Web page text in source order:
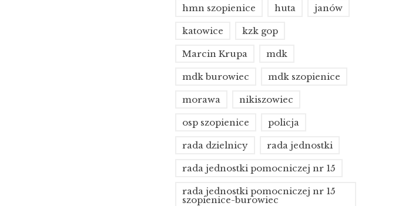
hmn szopienice huta janów
katowice kzk gop
Marcin Krupa mdk
mdk burowiec mdk szopienice
morawa nikiszowiec
osp szopienice policja
rada dzielnicy rada jednostki
rada jednostki pomocniczej nr 15
rada jednostki pomocniczej nr 15
szopienice-burowiec